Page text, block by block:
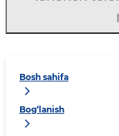
Bosh sahifa
Bog‘lanish